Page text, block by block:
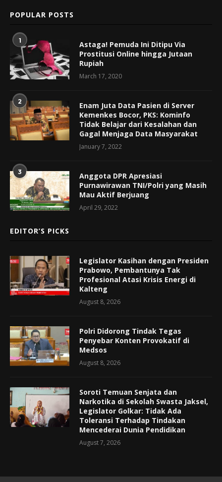
POPULAR POSTS
1
Astaga! Pemuda Ini Ditipu Via
Prostitusi Online hingga Jutaan
Rupiah
March 17, 2020
2
Enam Juta Data Pasien di Server
Kemenkes Bocor, PKS: Kominfo
Tidak Belajar dari Kesalahan dan
Gagal Menjaga Data Masyarakat
January 7, 2022
3
Anggota DPR Apresiasi
Purnawirawan TNI/Polri yang Masih
Mau Aktif Berjuang
April 29, 2022
EDITOR’S PICKS
Legislator Kasihan dengan Presiden
Prabowo, Pembantunya Tak
Profesional Atasi Krisis Energi di
Kalteng
August 8, 2026
Polri Didorong Tindak Tegas
Penyebar Konten Provokatif di
Medsos
August 8, 2026
Soroti Temuan Senjata dan
Narkotika di Sekolah Swasta Jaksel,
Legislator Golkar: Tidak Ada
Toleransi Terhadap Tindakan
Mencederai Dunia Pendidikan
August 7, 2026